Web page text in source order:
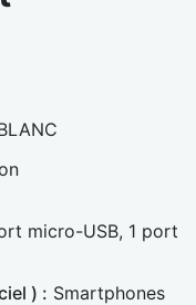
micro-USB, 1 port
) : Smartphones